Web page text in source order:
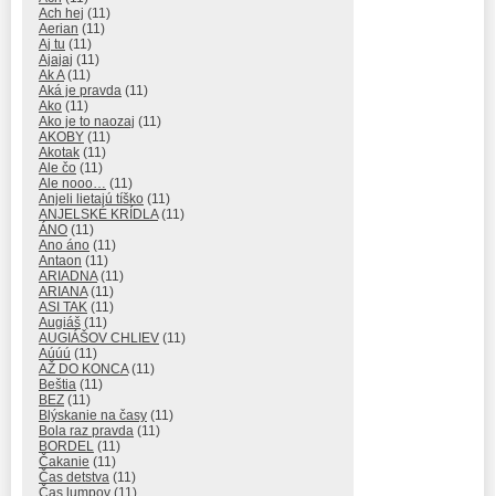
Ach hej (11)
Aerian (11)
Aj tu (11)
Ajajaj (11)
Ak A(11)
Aká je pravda (11)
Ako (11)
Ako je to naozaj (11)
AKOBY (11)
Akotak (11)
Ale čo (11)
Ale nooo… (11)
Anjeli lietajú tíško (11)
ANJELSKÉ KRÍDLA(11)
ÁNO (11)
Ano áno (11)
Antaon (11)
ARIADNA(11)
ARIANA(11)
ASI TAK (11)
Augiáš (11)
AUGIÁŠOV CHLIEV (11)
Aúúú (11)
AŽ DO KONCA(11)
Beštia (11)
BEZ (11)
Blýskanie na časy (11)
Bola raz pravda (11)
BORDEL (11)
Čakanie (11)
Čas detstva (11)